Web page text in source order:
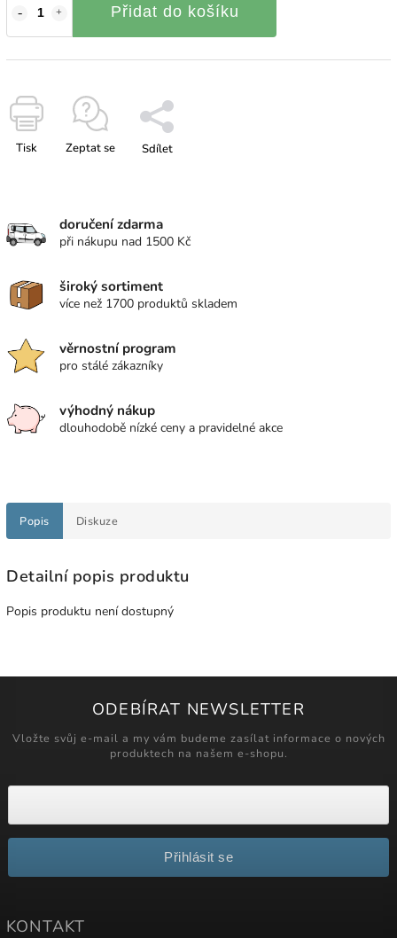
Přidat do košíku
Tisk Zeptat se Sdílet
doručení zdarma
při nákupu nad 1500 Kč
široký sortiment
více než 1700 produktů skladem
věrnostní program
pro stálé zákazníky
výhodný nákup
dlouhodobě nízké ceny a pravidelné akce
Popis Diskuze
Detailní popis produktu
Popis produktu není dostupný
ODEBÍRAT NEWSLETTER
Vložte svůj e-mail a my vám budeme zasílat informace o nových
produktech na našem e-shopu.
Přihlásit se
KONTAKT